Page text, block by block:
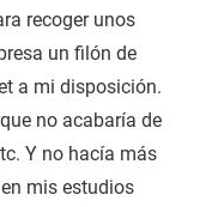
recoger unos
un filón de
a mi disposición.
no acabaría de
Y no hacía más
mis estudios